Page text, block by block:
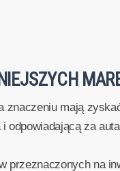
mają
za
przeznaczonych na